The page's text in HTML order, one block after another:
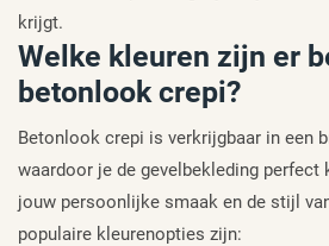
krijgt.
Welke kleuren zijn er
betonlook crepi?
Betonlook crepi is verkrijgbaar in een
waardoor je de gevelbekleding perfect
jouw persoonlijke smaak en de stijl
populaire kleurenopties zijn: